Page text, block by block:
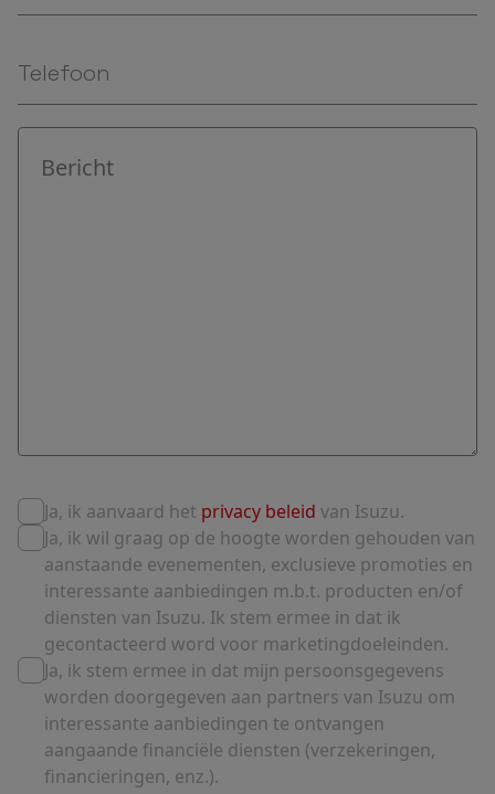
Ja, ik aanvaard het privacy beleid van Isuzu.
Ja, ik wil graag op de hoogte worden gehouden van
aanstaande evenementen, exclusieve promoties en
interessante aanbiedingen m.b.t. producten en/of
diensten van Isuzu. Ik stem ermee in dat ik
gecontacteerd word voor marketingdoeleinden.
Ja, ik stem ermee in dat mijn persoonsgegevens
worden doorgegeven aan partners van Isuzu om
interessante aanbiedingen te ontvangen
aangaande financiële diensten (verzekeringen,
financieringen, enz.).